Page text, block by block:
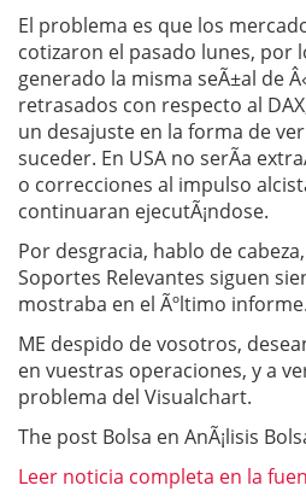
El problema es que los
cotizaron el pasado lunes, por
generado la misma seÃ±al de
retrasados con respecto al
un desajuste en la forma de
suceder. En USA no serÃ­a
o correcciones al impulso
continuaran ejecutÃ¡ndose.
Por desgracia, hablo de
Soportes Relevantes siguen
mostraba en el Ãºltimo informe.
ME despido de vosotros,
en vuestras operaciones, y a
problema del Visualchart.
The post Bolsa en AnÃ¡lisis
Leer noticia completa en la